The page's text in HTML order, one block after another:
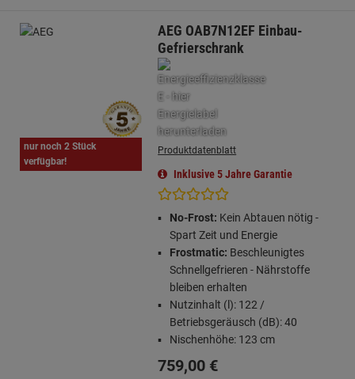
nur noch 2 Stück
verfügbar!
AEG OAB7N12EF Einbau-
Gefrierschrank
Produktdatenblatt
Inklusive 5 Jahre Garantie
No-Frost: Kein Abtauen nötig -
Spart Zeit und Energie
Frostmatic: Beschleunigtes
Schnellgefrieren - Nährstoffe
bleiben erhalten
Nutzinhalt (l): 122 /
Betriebsgeräusch (dB): 40
Nischenhöhe: 123 cm
759,00 €